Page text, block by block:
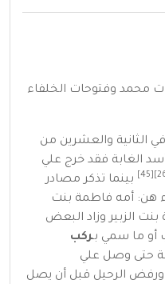
محمد وفتوحات الخلفاء
الثانية والعشرين من
الغابة فقد خرج علي
بينما تذكر مصادر
هن: أمه فاطمة بنت
الزبيروزاد البعض
ما سمي بـركب
حتى وصل علي
ورفض الرحيل قبل أن يصل